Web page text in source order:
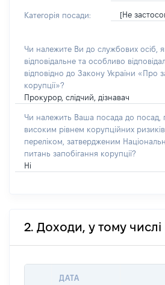
Категорія посади: [Не
Чи належите Ви до службових осіб,
відповідальне та особливо
відповідно до Закону України «Про
корупції»?
Прокурор, слідчий, дізнавач
Чи належить Ваша посада до посад,
високим рівнем корупційних
переліком, затвердженим
питань запобігання корупції?
Ні
2. Доходи, у тому
ДАТА